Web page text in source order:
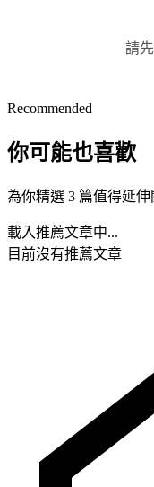
請先
Recommended
你可能也喜歡
為你精選 3 篇值得延
載入推薦文章中...
目前沒有推薦文章